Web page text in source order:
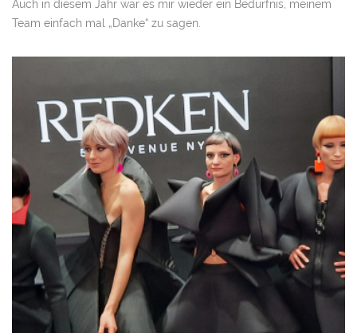
Auch in diesem Jahr war es mir wieder ein Bedürfnis, meinem
Team einfach mal „Danke“ zu sagen.